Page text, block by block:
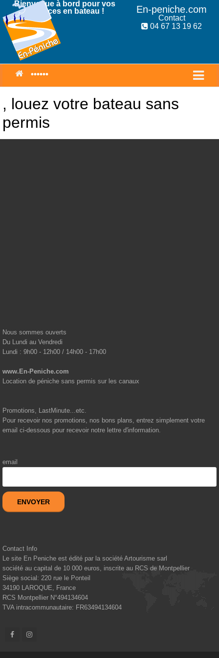
En-peniche.com
Contact
04 67 13 19 62
Bienvenue à bord pour vos
Vacances en bateau !
, louez votre bateau sans
permis
Nous sommes ouverts
Du Lundi au Vendredi
Lundi : 9h00 - 12h00 / 14h00 - 17h00
www.En-Peniche.com
Location de péniche sans permis sur les canaux
Promotions, LastMinute...etc.
Pour recevoir nos promotions, nos bons plans, entrez simplement votre
email ci-dessous pour recevoir notre lettre d'information.
email
ENVOYER
Contact Info
Le site En Peniche est édité par la société Artourisme sarl
société au capital de 10 000 euros, inscrite au RCS de Montpellier
Siège social: 220 rue le Ponteil
34190 LAROQUE, France
RCS Montpellier N°494134604
TVA intracommunautaire: FR63494134604